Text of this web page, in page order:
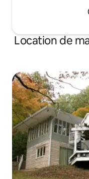
Location de